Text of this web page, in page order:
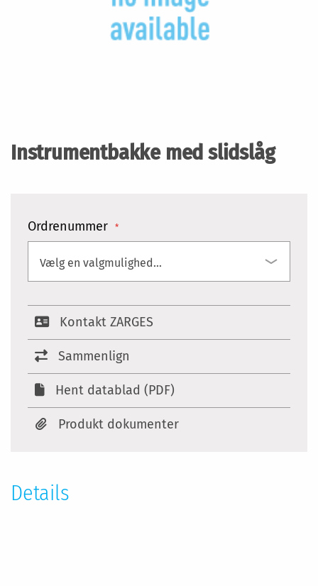
Instrumentbakke med slidslåg
Ordrenummer
Kontakt ZARGES
Sammenlign
Hent datablad (PDF)
Produkt dokumenter
af
Details